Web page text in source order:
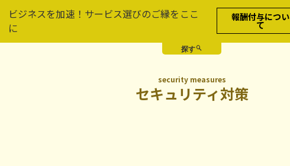
ビジネスを加速！サービス選びのご縁をここ
に
報酬付与につい
て
security measures
セキュリティ対策